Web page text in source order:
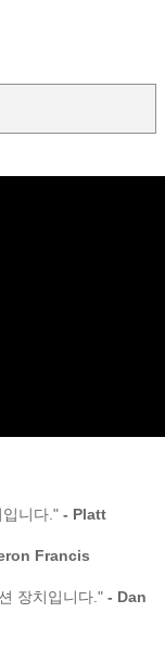
니다." - Platt
Francis
장치입니다." - Dan